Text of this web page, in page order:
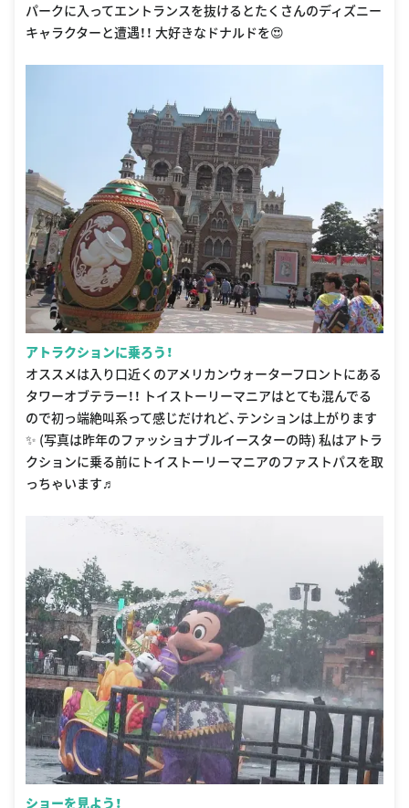
パークに入ってエントランスを抜けるとたくさんのディズニー
キャラクターと遭遇！！ 大好きなドナルドを😍
アトラクションに乗ろう！
オススメは入り口近くのアメリカンウォーターフロントにある
タワーオブテラー！！ トイストーリーマニアはとても混んでる
ので初っ端絶叫系って感じだけれど、テンションは上がります
✨ (写真は昨年のファッショナブルイースターの時) 私はアトラ
クションに乗る前にトイストーリーマニアのファストパスを取
っちゃいます♬
ショーを見よう！